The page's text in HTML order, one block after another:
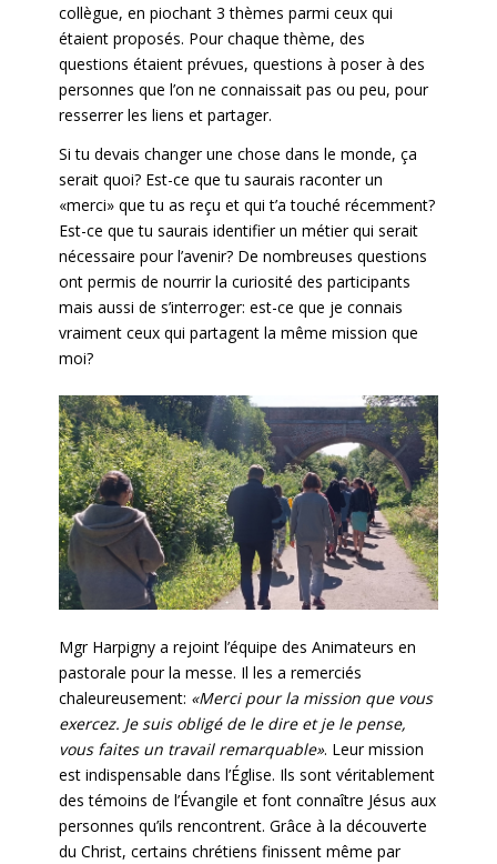
collègue, en piochant 3 thèmes parmi ceux qui
étaient proposés. Pour chaque thème, des
questions étaient prévues, questions à poser à des
personnes que l’on ne connaissait pas ou peu, pour
resserrer les liens et partager.
Si tu devais changer une chose dans le monde, ça
serait quoi? Est-ce que tu saurais raconter un
«merci» que tu as reçu et qui t’a touché récemment?
Est-ce que tu saurais identifier un métier qui serait
nécessaire pour l’avenir? De nombreuses questions
ont permis de nourrir la curiosité des participants
mais aussi de s’interroger: est-ce que je connais
vraiment ceux qui partagent la même mission que
moi?
Mgr Harpigny a rejoint l’équipe des Animateurs en
pastorale pour la messe. Il les a remerciés
chaleureusement: «Merci pour la mission que vous
exercez. Je suis obligé de le dire et je le pense,
vous faites un travail remarquable». Leur mission
est indispensable dans l’Église. Ils sont véritablement
des témoins de l’Évangile et font connaître Jésus aux
personnes qu’ils rencontrent. Grâce à la découverte
du Christ, certains chrétiens finissent même par